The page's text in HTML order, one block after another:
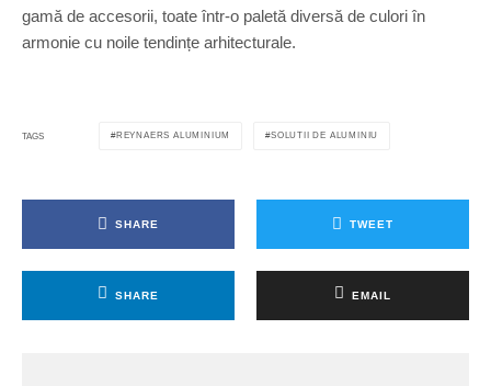
gamă de accesorii, toate într-o paletă diversă de culori în
armonie cu noile tendințe arhitecturale.
TAGS REYNAERS ALUMINIUM SOLUTII DE ALUMINIU
SHARE TWEET
SHARE EMAIL